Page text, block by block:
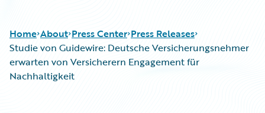
Home About Press Center Press Releases
Studie von Guidewire: Deutsche Versicherungsnehmer
erwarten von Versicherern Engagement für
Nachhaltigkeit